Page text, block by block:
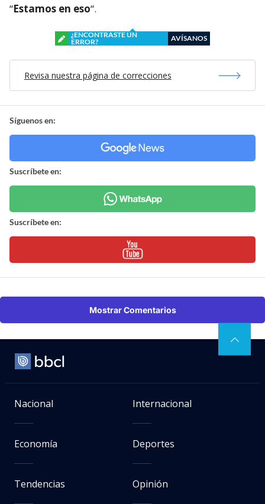
“Estamos en eso“.
¿ENCONTRASTE UN
ERROR?
AVÍSANOS
Revisa nuestra página de correcciones
Síguenos en:
Suscríbete en:
Suscríbete en:
Mostrar Comentarios
Nacional Internacional
Economía Deportes
Tendencias Opinión